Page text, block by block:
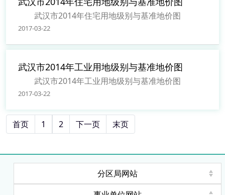
武汉市2014年住宅用地级别与基准地价图
2017-03-22
武汉市2014年工业用地级别与基准地价图
武汉市2014年工业用地级别与基准地价图
2017-03-22
首页 1 2 下一页 末页
分区局网站